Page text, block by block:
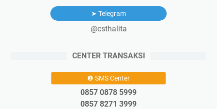
➤ Telegram
@csthalita
CENTER TRANSAKSI
❶ SMS Center
0857 0878 5999
0857 8271 3999